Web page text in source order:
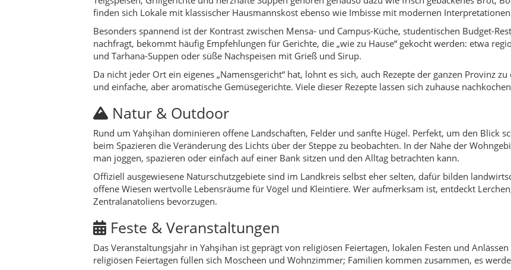
Offiziell ausgewiesene Naturschutzgebiete sind im Landkreis selbst eher selten, dafür bilden
offene Wiesen wertvolle Lebensräume für Vögel und Kleintiere. Wer aufmerksam ist, entdeckt
Zentralanatoliens bevorzugen.
Feste & Veranstaltungen
Das Veranstaltungsjahr in Yahşihan ist geprägt von religiösen Feiertagen, lokalen Festen und
religiösen Feiertagen füllen sich Moscheen und Wohnzimmer; Familien kommen zusammen, es
Ergänzt wird das durch Veranstaltungen der Gemeinde, studentische Aktivitäten, Sport- und
öffentlichen Gebäuden und Hinweisschilder der Gemeinde beachten – dort erfährt man von Festen,
Events sind eine gute Gelegenheit, mit Einheimischen ins Gespräch zu kommen.
Geschichte & Timeline
Frühe Siedlungsgeschichte:Das Gebiet um Yahşihan war wie viele Teile Zentralanatoliens
Osmanische Zeit: Landwirtschaftlich geprägte Siedlungen dienen als Versorgungsraum für
Republikgründung:Verwaltung und Infrastruktur werden neu geordnet, die Region gewinnt
Gegenwart:Yahşihan entwickelt sich durch Universität und Infrastruktur zu einem
Altersstruktur.